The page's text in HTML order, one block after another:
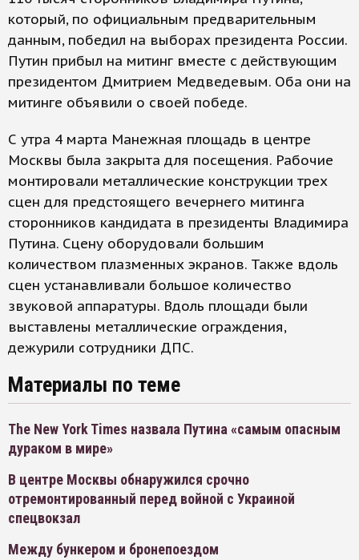
который, по официальным предварительным
данным, победил на выборах президента России.
Путин прибыл на митинг вместе с действующим
президентом Дмитрием Медведевым. Оба они на
митинге объявили о своей победе.
С утра 4 марта Манежная площадь в центре
Москвы была закрыта для посещения. Рабочие
монтировали металлические конструкции трех
сцен для предстоящего вечернего митинга
сторонников кандидата в президенты Владимира
Путина. Сцену оборудовали большим
количеством плазменных экранов. Также вдоль
сцен устанавливали большое количество
звуковой аппаратуры. Вдоль площади были
выставлены металлические ограждения,
дежурили сотрудники ДПС.
Материалы по теме
The New York Times назвала Путина «самым опасным
дураком в мире»
В центре Москвы обнаружился срочно
отремонтированный перед войной с Украиной
спецвокзал
Между бункером и бронепоездом